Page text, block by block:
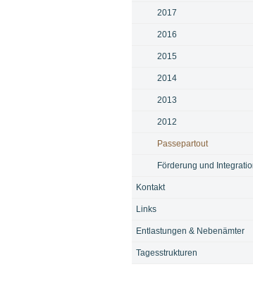
2017
2016
2015
2014
2013
2012
Passepartout
Förderung und
Kontakt
Links
Entlastungen & Nebenämter
Tagesstrukturen